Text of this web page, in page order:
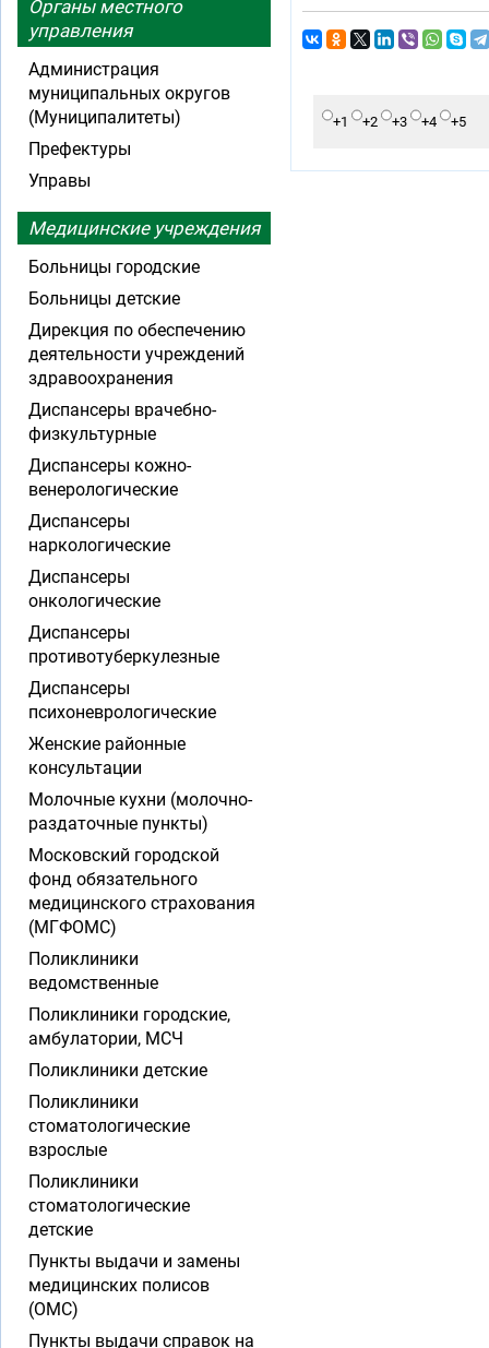
+1 +2 +3 +4 +5
Органы местного
управления
Администрация
муниципальных округов
(Муниципалитеты)
Префектуры
Управы
Медицинские учреждения
Больницы городские
Больницы детские
Дирекция по обеспечению
деятельности учреждений
здравоохранения
Диспансеры врачебно-
физкультурные
Диспансеры кожно-
венерологические
Диспансеры
наркологические
Диспансеры
онкологические
Диспансеры
противотуберкулезные
Диспансеры
психоневрологические
Женские районные
консультации
Молочные кухни (молочно-
раздаточные пункты)
Московский городской
фонд обязательного
медицинского страхования
(МГФОМС)
Поликлиники
ведомственные
Поликлиники городские,
амбулатории, МСЧ
Поликлиники детские
Поликлиники
стоматологические
взрослые
Поликлиники
стоматологические
детские
Пункты выдачи и замены
медицинских полисов
(ОМС)
Пункты выдачи справок на